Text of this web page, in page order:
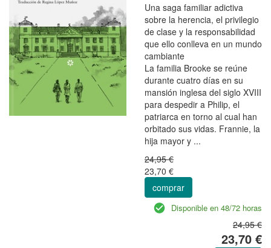
Una saga familiar adictiva
sobre la herencia, el privilegio
de clase y la responsabilidad
que ello conlleva en un mundo
cambiante
La familia Brooke se reúne
durante cuatro días en su
mansión inglesa del siglo XVIII
para despedir a Philip, el
patriarca en torno al cual han
orbitado sus vidas. Frannie, la
hija mayor y ...
24,95 €
23,70 €
comprar
Disponible en 48/72 horas
24,95 €
23,70 €